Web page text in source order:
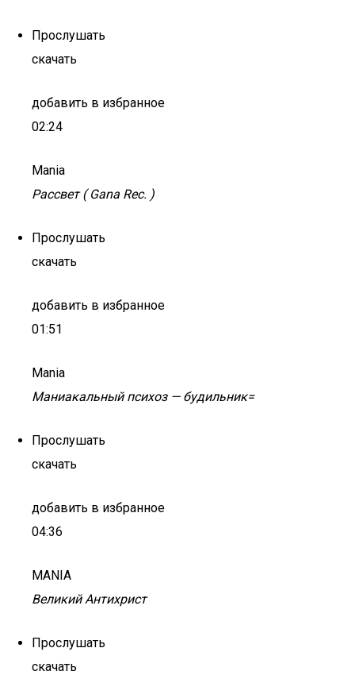
Прослушать
скачать
добавить в избранное
02:24
Mania
Рассвет ( Gana Rec. )
Прослушать
скачать
добавить в избранное
01:51
Mania
Маниакальный психоз — будильник=
Прослушать
скачать
добавить в избранное
04:36
MANIA
Великий Антихрист
Прослушать
скачать